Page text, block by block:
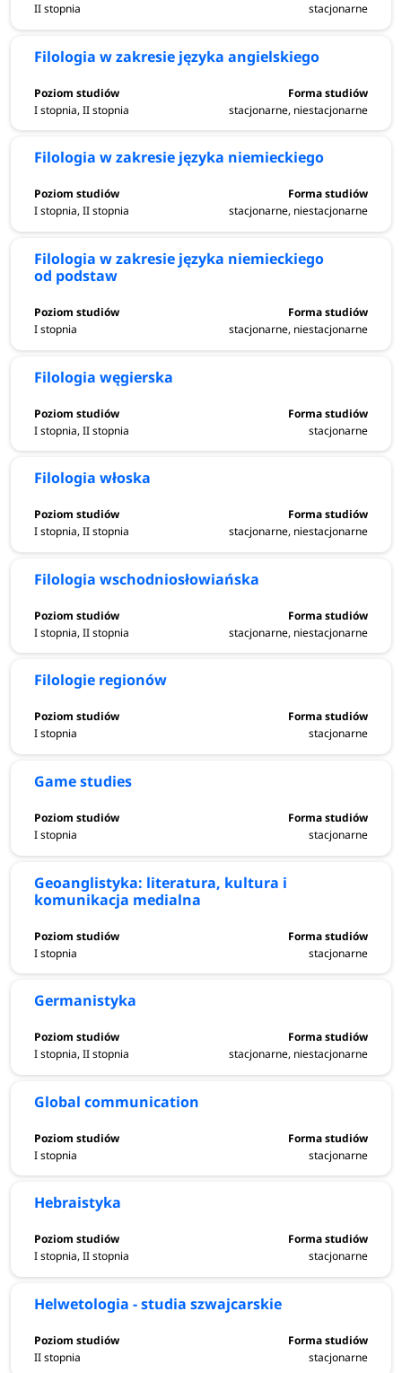
II stopnia stacjonarne
Filologia w zakresie języka angielskiego
I stopnia, II stopnia stacjonarne, niestacjonarne
Filologia w zakresie języka niemieckiego
I stopnia, II stopnia stacjonarne, niestacjonarne
Filologia w zakresie języka niemieckiego
od podstaw
I stopnia stacjonarne, niestacjonarne
Filologia węgierska
I stopnia, II stopnia stacjonarne
Filologia włoska
I stopnia, II stopnia stacjonarne, niestacjonarne
Filologia wschodniosłowiańska
I stopnia, II stopnia stacjonarne, niestacjonarne
Filologie regionów
I stopnia stacjonarne
Game studies
I stopnia stacjonarne
Geoanglistyka: literatura, kultura i
komunikacja medialna
I stopnia stacjonarne
Germanistyka
I stopnia, II stopnia stacjonarne, niestacjonarne
Global communication
I stopnia stacjonarne
Hebraistyka
I stopnia, II stopnia stacjonarne
Helwetologia - studia szwajcarskie
II stopnia stacjonarne